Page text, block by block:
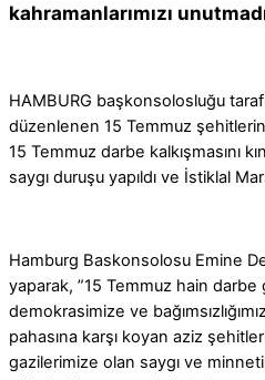
kahramanlarımızı
HAMBURG başkonsolosluğu
düzenlenen 15 Temmuz
15 Temmuz darbe kalkışmasını
saygı duruşu yapıldı ve İstiklal
Hamburg Baskonsolosu Emine
yaparak, ”15 Temmuz hain darbe
demokrasimize ve
pahasına karşı koyan aziz
gazilerimize olan saygı ve